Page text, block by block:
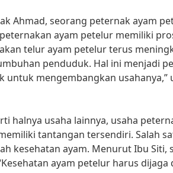
Ahmad, seorang peternak ayam
ayam petelur memiliki
telur ayam petelur terus
penduduk. Hal ini menjadi
untuk mengembangkan usahanya,”
halnya usaha lainnya, usaha
tantangan tersendiri. Salah
kesehatan ayam. Menurut Ibu Siti,
ayam petelur harus